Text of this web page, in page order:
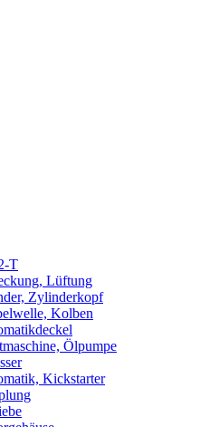
T
Lüftung
Zylinderkopf
Kolben
Ölpumpe
Kickstarter